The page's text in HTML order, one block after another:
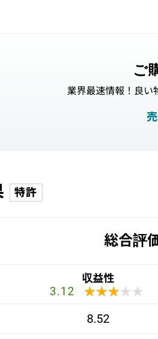
ご
業界最速情報！良い
特許
総合評
収益性
3.12 ★★★★★
★★★★★
8.52